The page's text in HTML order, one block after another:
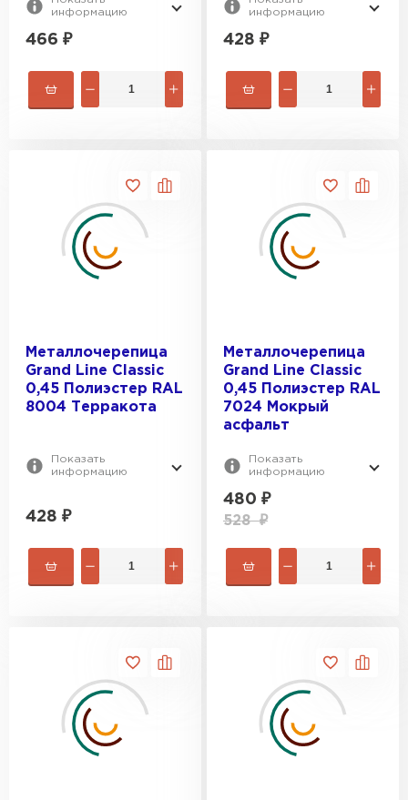
информацию
466 ₽
информацию
428 ₽
Металлочерепица
Grand Line Classic
0,45 Полиэстер RAL
8004 Терракота
Показать
информацию
428 ₽
Металлочерепица
Grand Line Classic
0,45 Полиэстер RAL
7024 Мокрый
асфальт
Показать
информацию
480 ₽
528₽